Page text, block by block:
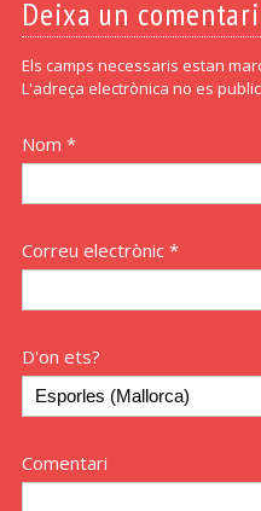
Deixa un comentari
Els camps necessaris estan
L'adreça electrònica no es
Nom *
Correu electrònic *
D'on ets?
Comentari